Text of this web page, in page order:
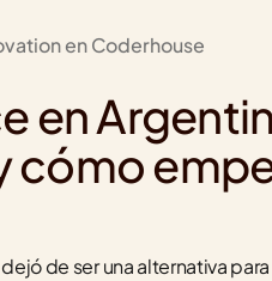
en Coderhouse
en
cómo
de ser una alternativa